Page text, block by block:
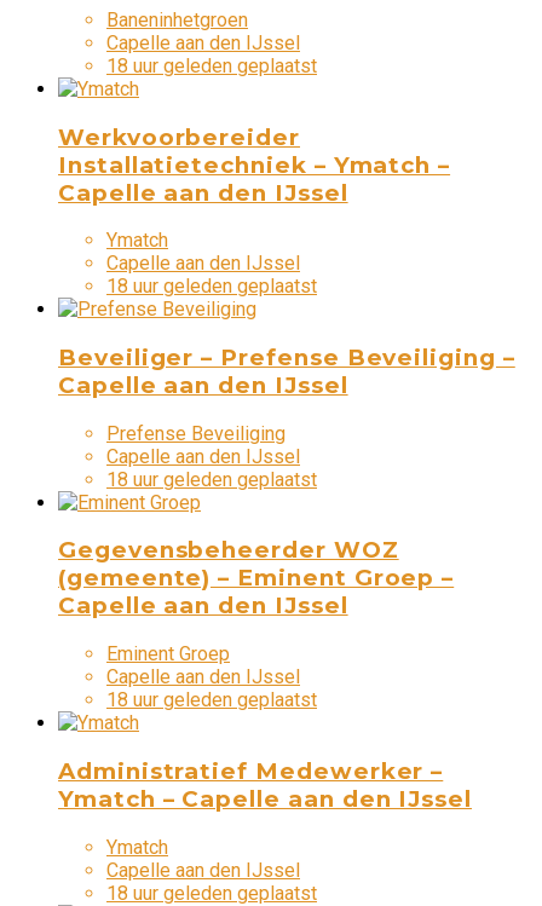
Baneninhetgroen
Capelle aan den IJssel
18 uur geleden geplaatst
Werkvoorbereider
Installatietechniek – Ymatch –
Capelle aan den IJssel
Ymatch
Capelle aan den IJssel
18 uur geleden geplaatst
Beveiliger – Prefense Beveiliging –
Capelle aan den IJssel
Prefense Beveiliging
Capelle aan den IJssel
18 uur geleden geplaatst
Gegevensbeheerder WOZ
(gemeente) – Eminent Groep –
Capelle aan den IJssel
Eminent Groep
Capelle aan den IJssel
18 uur geleden geplaatst
Administratief Medewerker –
Ymatch – Capelle aan den IJssel
Ymatch
Capelle aan den IJssel
18 uur geleden geplaatst